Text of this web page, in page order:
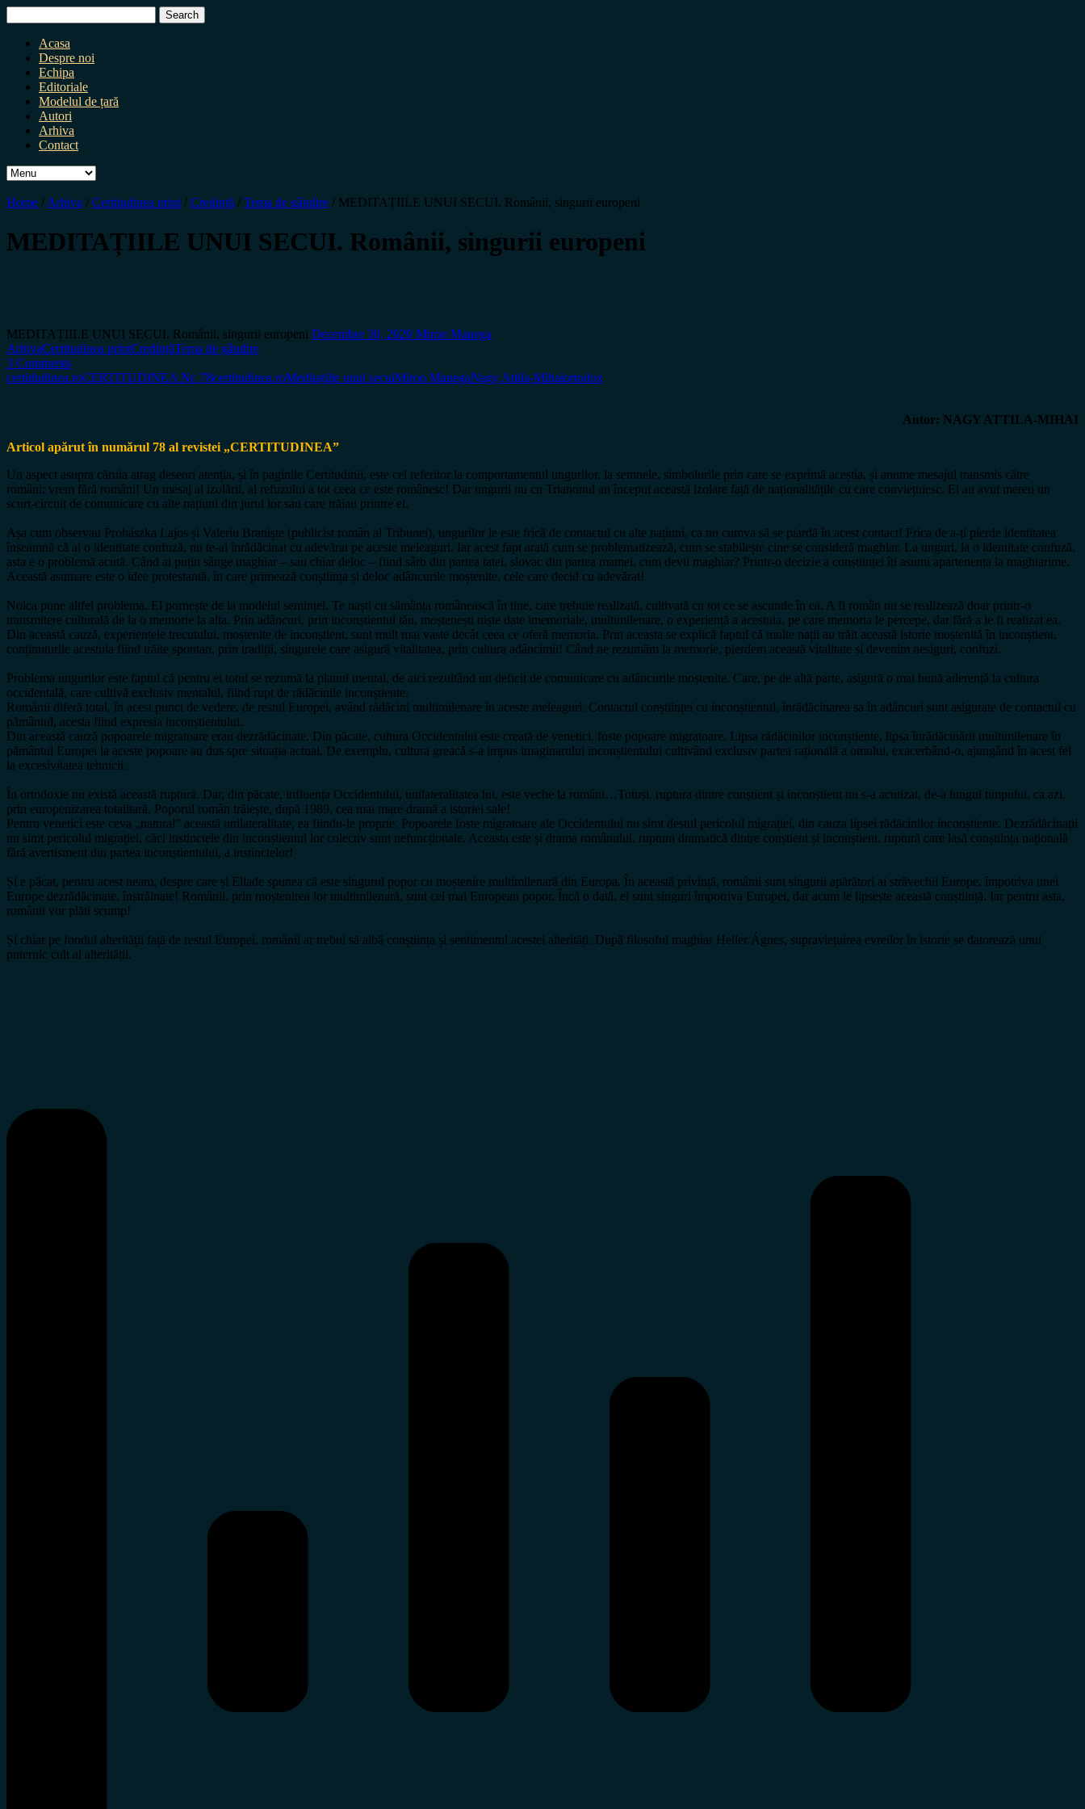
for:
Acasa
Despre noi
Echipa
Editoriale
Modelul de țară
Autori
Arhiva
Contact
Home / Arhiva / Certitudinea print / Credință / Tema de gândire / MEDITAȚIILE UNUI SECUI. Românii, singurii europeni
MEDITAȚIILE UNUI SECUI. Românii, singurii europeni
MEDITAȚIILE UNUI SECUI. Românii, singurii europeni December 30, 2020 Miron Manega
ArhivaCertitudinea printCredințăTema de gândire
3 Comments
certidudinea.roCERTITUDINEA Nr. 78certitudinea.roMeditațiile unui secuiMiron ManegaNagy Attila-Mihaiortodox
Autor: NAGY ATTILA-MIHAI
Articol apărut în numărul 78 al revistei „CERTITUDINEA”
Un aspect asupra căruia atrag deseori atenția, și în paginile Certitudinii, este cel referitor la comportamentul ungurilor, la semnele, simbolurile prin care se exprimă aceștia, și anume mesajul transmis către
români: vrem fără români! Un mesaj al izolării, al refuzului a tot ceea ce este românesc! Dar ungurii nu cu Trianonul au început această izolare față de naționalitățile cu care conviețuiesc. Ei au avut mereu un
scurt-circuit de comunicare cu alte națiuni din jurul lor sau care trăiau printre ei.
Așa cum observau Prohászka Lajos și Valeriu Braniște (publicist român al Tribunei), ungurilor le este frică de contactul cu alte națiuni, ca nu cumva să se piardă în acest contact! Frica de a-ți pierde identitatea
înseamnă că ai o identitate confuză, nu te-ai înrădăcinat cu adevărat pe aceste meleaguri. Iar acest fapt arată cum se problematizează, cum se stabilește cine se consideră maghiar. La unguri, la o identitate confuză,
asta e o problemă acută. Când ai puțin sânge maghiar – sau chiar deloc – fiind sârb din partea tatei, slovac din partea mamei, cum devii maghiar? Printr-o decizie a conștiinței îți asumi apartenența la maghiarime.
Această asumare este o idee protestantă, în care primează conștiința și deloc adâncurile moștenite, cele care decid cu adevărat!
Noica pune altfel problema. El pornește de la modelul seminței. Te naști cu sămânța românească în tine, care trebuie realizată, cultivată cu tot ce se ascunde în ea. A fi român nu se realizează doar printr-o
transmitere culturală de la o memorie la alta. Prin adâncuri, prin inconștientul tău, moștenești niște date imemoriale, multimilenare, o experiență a acestuia, pe care memoria le percepe, dar fără a le fi realizat ea.
Din această cauză, experiențele trecutului, moștenite de inconștient, sunt mult mai vaste decât ceea ce oferă memoria. Prin aceasta se explică faptul că multe nații au trăit această istorie moștenită în inconștient,
conținuturile acestuia fiind trăite spontan, prin tradiții, singurele care asigură vitalitatea, prin cultura adâncimii! Când ne rezumăm la memorie, pierdem această vitalitate și devenim nesiguri, confuzi.
Problema ungurilor este faptul că pentru ei totul se rezumă la planul mental, de aici rezultând un deficit de comunicare cu adâncurile moștenite. Care, pe de altă parte, asigură o mai bună aderență la cultura
occidentală, care cultivă exclusiv mentalul, fiind rupt de rădăcinile inconștiente.
Românii diferă total, în acest punct de vedere, de restul Europei, având rădăcini multimilenare în aceste meleaguri. Contactul conștiinței cu inconștientul, înrădăcinarea sa în adâncuri sunt asigurate de contactul cu
pământul, acesta fiind expresia inconștientului.
Din această cauză popoarele migratoare erau dezrădăcinate. Din păcate, cultura Occidentului este creată de venetici, foste popoare migratoare. Lipsa rădăcinilor inconștiente, lipsa înrădăcinării multimilenare în
pământul Europei la aceste popoare au dus spre situația actual. De exemplu, cultura greacă s-a impus imaginarului inconștientului cultivând exclusiv partea rațională a omului, exacerbând-o, ajungând în acest fel
la excesivitatea tehnicii.
În ortodoxie nu există această ruptură. Dar, din păcate, influența Occidentului, unilateralitatea lui, este veche la români…Totuși, ruptura dintre conștient și inconștient nu s-a acutizat, de-a lungul timpului, ca azi,
prin europenizarea totalitară. Poporul român trăiește, după 1989, cea mai mare dramă a istoriei sale!
Pentru venetici este ceva „natural” această unilateralitate, ea fiindu-le proprie. Popoarele foste migratoare ale Occidentului nu simt destul pericolul migrației, din cauza lipsei rădăcinilor inconștiente. Dezrădăcinații
nu simt pericolul migrației, căci instinctele din inconștientul lor colectiv sunt nefuncționale. Aceasta este și drama românului, ruptura dramatică dintre conștient și inconștient, ruptură care lasă conștiința națională
fără avertisment din partea inconștientului, a instinctelor!
Și e păcat, pentru acest neam, despre care și Eliade spunea că este singurul popor cu moștenire multimilenară din Europa. În această privință, românii sunt singurii apărători ai străvechii Europe, împotriva unei
Europe dezrădăcinate, înstrăinate! Românii, prin moștenirea lor multimilenară, sunt cel mai European popor. Încă o dată, ei sunt singuri împotriva Europei, dar acum le lipsește această conștiință. Iar pentru asta,
românii vor plăti scump!
Și chiar pe fondul alterității față de restul Europei, românii ar trebui să aibă conștiința și sentimentul acestei alterități. După filosoful maghiar Heller Ágnes, supraviețuirea evreilor în istorie se datorează unui
puternic cult al alterității.